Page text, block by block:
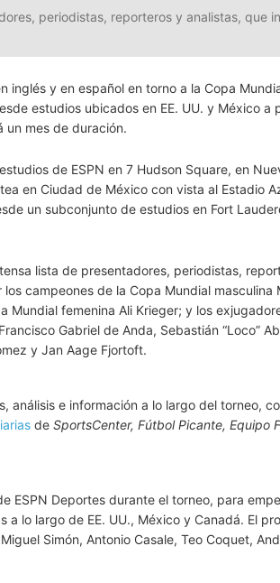
periodistas, reporteros y analistas, que
inglés y en español en torno a la Copa
estudios ubicados en EE. UU. y México
un mes de duración.
de ESPN en 7 Hudson Square, en
en Ciudad de México con vista al Estadio
un subconjunto de estudios en Fort
lista de presentadores, periodistas,
campeones de la Copa Mundial masculina
Mundial femenina Ali Krieger; y los
Gabriel de Anda, Sebastián “Loco”
y Jan Aage Fjortoft.
análisis e información a lo largo del torneo,
de SportsCenter, Fútbol Picante, Equipo
ESPN Deportes durante el torneo, para
lo largo de EE. UU., México y Canadá. El
Simón, Antonio Casale, Teo Coquet,